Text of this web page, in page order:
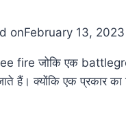
onFebruary 13,
fire जोकि एक
क्योंकि एक प्रकार का